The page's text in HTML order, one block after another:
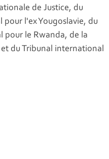
de Justice, du
pour l'ex Yougoslavie, du
pour le Rwanda, de la
du Tribunal international